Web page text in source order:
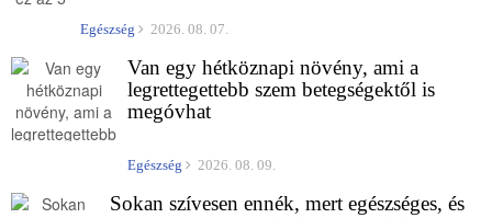
Egészség 2026. 08. 07.
Van egy hétköznapi növény, ami a
legrettegettebb szem betegségektől is
megóvhat
Egészség 2026. 08. 09.
Sokan szívesen ennék, mert egészséges, és